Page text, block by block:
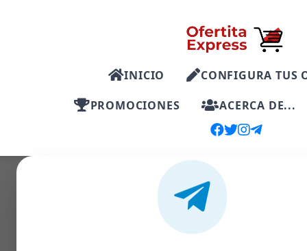
INICIO
CONFIGURA TUS
PROMOCIONES
ACERCA DE...